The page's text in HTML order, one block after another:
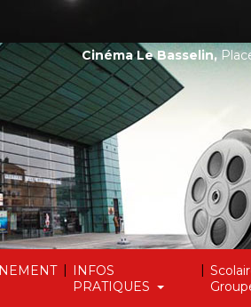
| INFOS
PRATIQUES
|
Cinéma Le Basselin,